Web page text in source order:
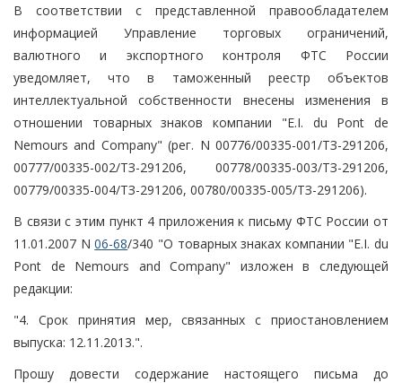
В соответствии с представленной правообладателем
информацией Управление торговых ограничений,
валютного и экспортного контроля ФТС России
уведомляет, что в таможенный реестр объектов
интеллектуальной собственности внесены изменения в
отношении товарных знаков компании "E.I. du Pont de
Nemours and Company" (рег. N 00776/00335-001/ТЗ-291206,
00777/00335-002/ТЗ-291206, 00778/00335-003/ТЗ-291206,
00779/00335-004/ТЗ-291206, 00780/00335-005/ТЗ-291206).
В связи с этим пункт 4 приложения к письму ФТС России от
11.01.2007 N06-68/340 "О товарных знаках компании "E.I. du
Pont de Nemours and Company" изложен в следующей
редакции:
"4. Срок принятия мер, связанных с приостановлением
выпуска: 12.11.2013.".
Прошу довести содержание настоящего письма до